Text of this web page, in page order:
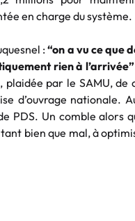
en charge du système.
:“on a vu ce que
rien à l’arrivée”
par le SAMU, de
d’ouvrage nationale.
PDS. Un comble alors
bien que mal, à